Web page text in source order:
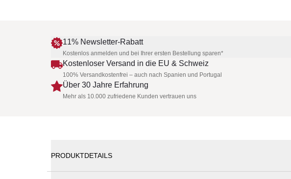
11% Newsletter-Rabatt
Kostenlos anmelden und bei Ihrer ersten Bestellung sparen*
Kostenloser Versand in die EU & Schweiz
100% Versandkostenfrei – auch nach Spanien und Portugal
Über 30 Jahre Erfahrung
Mehr als 10.000 zufriedene Kunden vertrauen uns
PRODUKTDETAILS